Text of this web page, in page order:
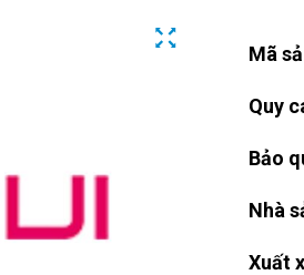
Mã
Quy
Bảo
Nhà
Xuất